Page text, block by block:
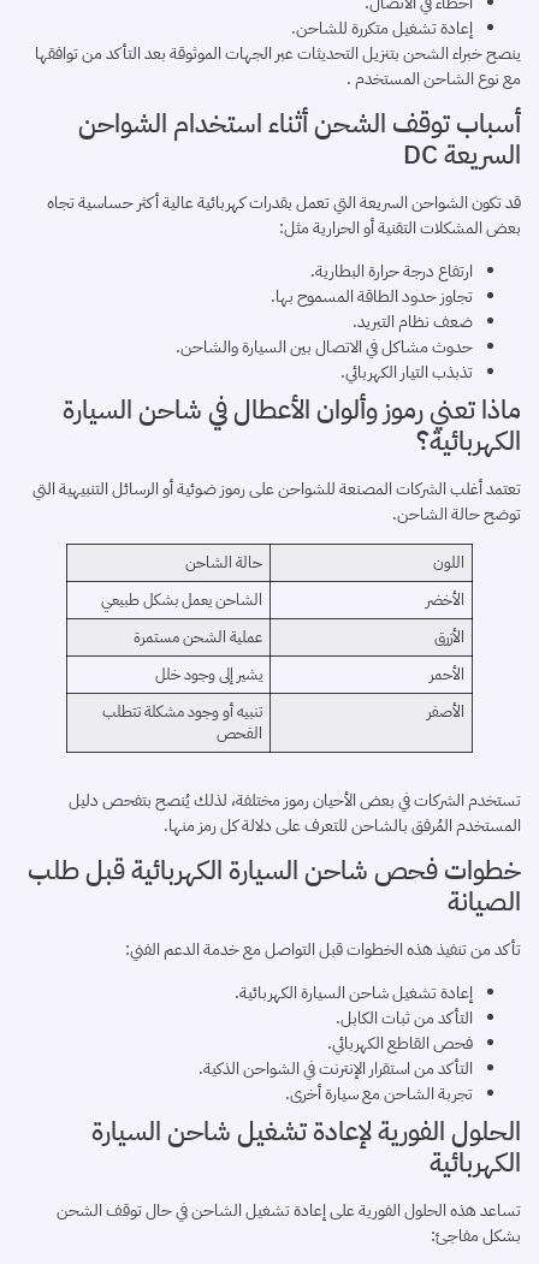
إعادة تشغيل متكررة للشاحن.
ينصح خبراء الشحن بتنزيل التحديثات عبر الجهات الموثوقة بعد التأكد من توافقها
مع نوع الشاحن المستخدم .
أسباب توقف الشحن أثناء استخدام الشواحن
السريعة DC
قد تكون الشواحن السريعة التي تعمل بقدرات كهربائية عالية أكثر حساسية تجاه
بعض المشكلات التقنية أو الحرارية مثل:
ارتفاع درجة حرارة البطارية.
تجاوز حدود الطاقة المسموح بها.
ضعف نظام التبريد.
حدوث مشاكل في الاتصال بين السيارة والشاحن.
تذبذب التيار الكهربائي.
ماذا تعني رموز وألوان الأعطال في شاحن السيارة
الكهربائية؟
تعتمد أغلب الشركات المصنعة للشواحن على رموز ضوئية أو الرسائل التنبيهية التي
توضح حالة الشاحن.
اللون
حالة الشاحن
الأخضر
الشاحن يعمل بشكل طبيعي
الأزرق
عملية الشحن مستمرة
الأحمر
يشير إلى وجود خلل
الأصفر
تنبيه أو وجود مشكلة تتطلب
الفحص
تستخدم الشركات في بعض الأحيان رموز مختلفة، لذلك يُنصح بتفحص دليل
المستخدم المُرفق بالشاحن للتعرف على دلالة كل رمز منها.
خطوات فحص شاحن السيارة الكهربائية قبل طلب
الصيانة
تأكد من تنفيذ هذه الخطوات قبل التواصل مع خدمة الدعم الفني:
إعادة تشغيل شاحن السيارة الكهربائية.
التأكد من ثبات الكابل.
فحص القاطع الكهربائي.
التأكد من استقرار الإنترنت في الشواحن الذكية.
تجربة الشاحن مع سيارة أخرى.
الحلول الفورية لإعادة تشغيل شاحن السيارة
الكهربائية
تساعد هذه الحلول الفورية على إعادة تشغيل الشاحن في حال توقف الشحن
بشكل مفاجئ: